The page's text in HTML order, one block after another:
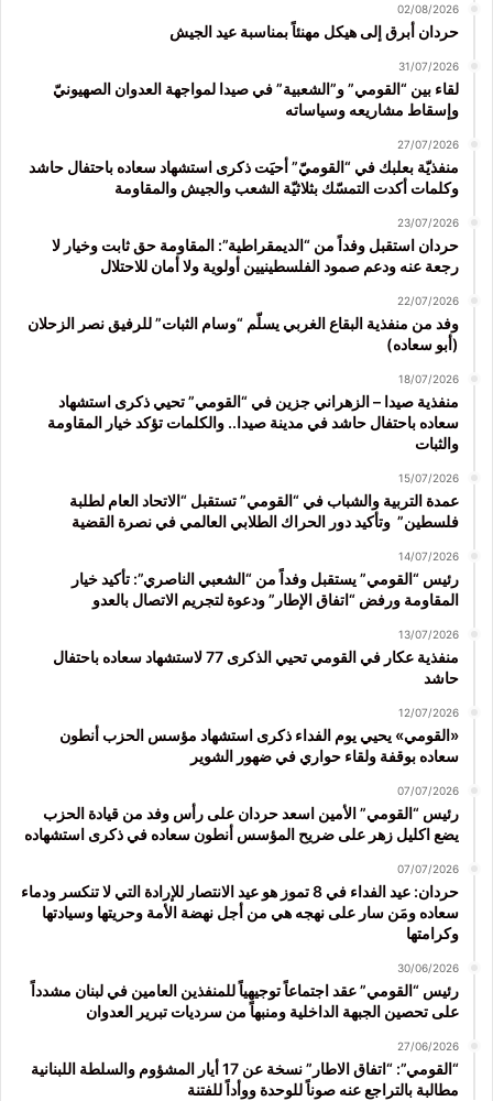
02/08/2026
حردان أبرق إلى هيكل مهنئاً بمناسبة عيد الجيش
31/07/2026
لقاء بين “القومي” و”الشعبية” في صيدا لمواجهة العدوان الصهيونيّ
وإسقاط مشاريعه وسياساته
27/07/2026
منفذيّة بعلبك في “القوميّ” أحيَت ذكرى استشهاد سعاده باحتفال حاشد
وكلمات أكدت التمسّك بثلاثيّة الشعب والجيش والمقاومة
23/07/2026
حردان استقبل وفداً من “الديمقراطية”: المقاومة حق ثابت وخيار لا
رجعة عنه ودعم صمود الفلسطينيين أولوية ولا أمان للاحتلال
22/07/2026
وفد من منفذية البقاع الغربي يسلّم “وسام الثبات” للرفيق نصر الزحلان
(أبو سعاده)
18/07/2026
منفذية صيدا – الزهراني جزين في “القومي” تحيي ذكرى استشهاد
سعاده باحتفال حاشد في مدينة صيدا.. والكلمات تؤكد خيار المقاومة
والثبات
15/07/2026
عمدة التربية والشباب في “القومي” تستقبل “الاتحاد العام لطلبة
فلسطين” وتأكيد دور الحراك الطلابي العالمي في نصرة القضية
14/07/2026
رئيس “القومي” يستقبل وفداً من “الشعبي الناصري”: تأكيد خيار
المقاومة ورفض “اتفاق الإطار” ودعوة لتجريم الاتصال بالعدو
13/07/2026
منفذية عكار في القومي تحيي الذكرى 77 لاستشهاد سعاده باحتفال
حاشد
12/07/2026
«القومي» يحيي يوم الفداء ذكرى استشهاد مؤسس الحزب أنطون
سعاده بوقفة ولقاء حواري في ضهور الشوير
07/07/2026
رئيس “القومي” الأمين اسعد حردان على رأس وفد من قيادة الحزب
يضع اكليل زهر على ضريح المؤسس أنطون سعاده في ذكرى استشهاده
07/07/2026
حردان: عيد الفداء في 8 تموز هو عيد الانتصار للإرادة التي لا تنكسر ودماء
سعاده ومَن سار على نهجه هي من أجل نهضة الأمة وحريتها وسيادتها
وكرامتها
30/06/2026
رئيس “القومي” عقد اجتماعاً توجيهياً للمنفذين العامين في لبنان مشدداً
على تحصين الجبهة الداخلية ومنبهاً من سرديات تبرير العدوان
27/06/2026
“القومي”: “اتفاق الاطار” نسخة عن 17 أيار المشؤوم والسلطة اللبنانية
مطالبة بالتراجع عنه صوناً للوحدة ووأداً للفتنة